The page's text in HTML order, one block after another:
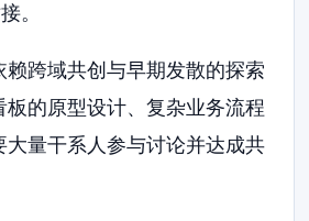
。
赖跨域共创与早期发散的探索
板的原型设计、复杂业务流程
大量干系人参与讨论并达成共